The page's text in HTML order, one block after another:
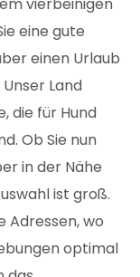
eine gute
einen Urlaub
Land
die für Hund
Ob Sie nun
in der Nähe
ist groß.
Adressen, wo
optimal